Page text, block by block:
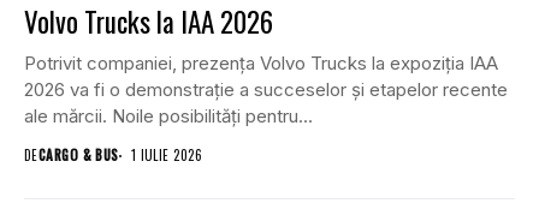
Volvo Trucks la IAA 2026
Potrivit companiei, prezența Volvo Trucks la expoziția IAA
2026 va fi o demonstrație a succeselor și etapelor recente
ale mărcii. Noile posibilități pentru...
DECARGO & BUS 1 IULIE 2026